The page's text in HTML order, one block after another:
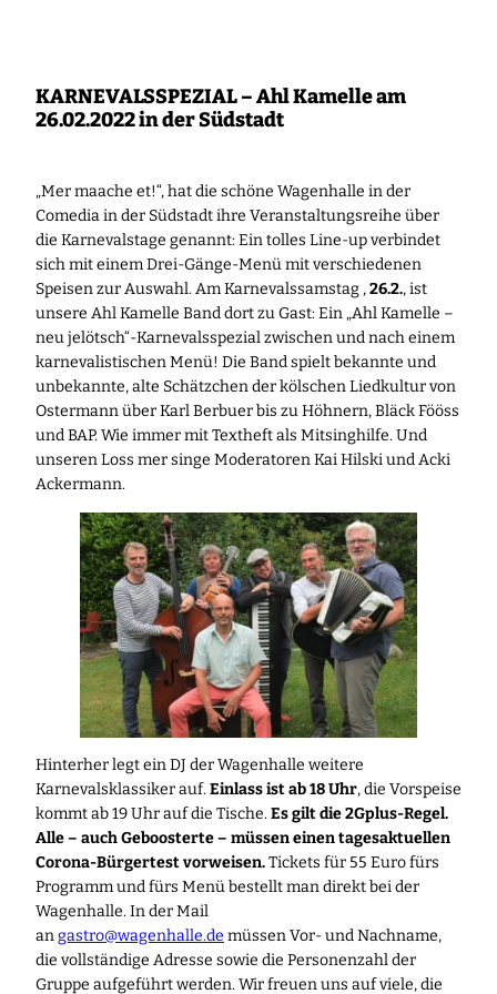
KARNEVALSSPEZIAL – Ahl Kamelle am
26.02.2022 in der Südstadt
„Mer maache et!“, hat die schöne Wagenhalle in der
Comedia in der Südstadt ihre Veranstaltungsreihe über
die Karnevalstage genannt: Ein tolles Line-up verbindet
sich mit einem Drei-Gänge-Menü mit verschiedenen
Speisen zur Auswahl. Am Karnevalssamstag ,26.2., ist
unsere Ahl Kamelle Band dort zu Gast: Ein „Ahl Kamelle –
neu jelötsch“-Karnevalsspezial zwischen und nach einem
karnevalistischen Menü! Die Band spielt bekannte und
unbekannte, alte Schätzchen der kölschen Liedkultur von
Ostermann über Karl Berbuer bis zu Höhnern, Bläck Fööss
und BAP. Wie immer mit Textheft als Mitsinghilfe. Und
unseren Loss mer singe Moderatoren Kai Hilski und Acki
Ackermann.
Hinterher legt ein DJ der Wagenhalle weitere
Karnevalsklassiker auf.Einlass ist ab 18 Uhr, die Vorspeise
kommt ab 19 Uhr auf die Tische.Es gilt die 2Gplus-Regel.
Alle – auch Geboosterte – müssen einen tagesaktuellen
Corona-Bürgertest vorweisen.Tickets für 55 Euro fürs
Programm und fürs Menü bestellt man direkt bei der
Wagenhalle. In der Mail
angastro@wagenhalle.de müssen Vor- und Nachname,
die vollständige Adresse sowie die Personenzahl der
Gruppe aufgeführt werden. Wir freuen uns auf viele, die